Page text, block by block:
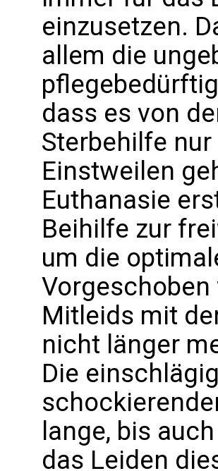
einzusetzen.
allem die
dass es von
Sterbehilfe
Einstweilen
Euthanasie
Beihilfe zur
um die
Mitleids mit
nicht länger
Die
lange, bis
das Leiden